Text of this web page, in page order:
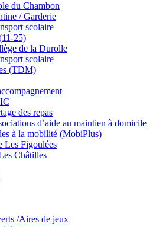
du Chambon
/ Garderie
scolaire
25)
de la Durolle
scolaire
(TDM)
des repas
d’aide au maintien à domicile
à la mobilité (MobiPlus)
Les Figoulées
Châtilles
/Aires de jeux